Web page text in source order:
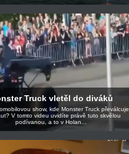
Truck vletěl do diváků
show, kde Monster Truck převálcuje
V tomto videu uvidíte právě tuto skvělou
podívanou, a to v Holan...